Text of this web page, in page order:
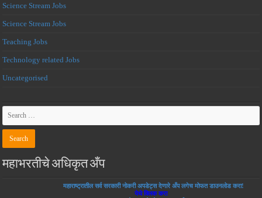
Science Stream Jobs
Science Stream Jobs
Teaching Jobs
Technology related Jobs
Uncategorised
महाभरतीचे अधिकृत अँप
महाराष्ट्रातील सर्व सरकारी नोकरी अपडेट्स देणारे अँप लगेच मोफत डाउनलोड करा!
येथे क्लिक करा